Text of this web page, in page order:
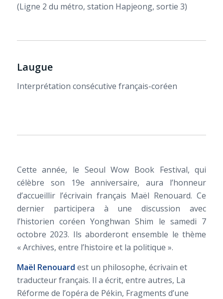
(Ligne 2 du métro, station Hapjeong, sortie 3)
Laugue
Interprétation consécutive français-coréen
Cette année, le Seoul Wow Book Festival, qui
célèbre son 19e anniversaire, aura l’honneur
d’accueillir l’écrivain français Maël Renouard. Ce
dernier participera à une discussion avec
l’historien coréen Yonghwan Shim le samedi 7
octobre 2023. Ils aborderont ensemble le thème
« Archives, entre l’histoire et la politique ».
Maël Renouard est un philosophe, écrivain et
traducteur français. Il a écrit, entre autres, La
Réforme de l’opéra de Pékin, Fragments d’une